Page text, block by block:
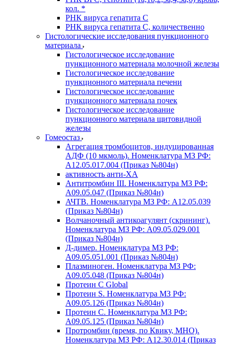
кол. *
РНК вируса гепатита C
РНК вируса гепатита C, количественно
Гистологические исследования пункционного
материала
Гистологическое исследование
пункционного материала молочной железы
Гистологическое исследование
пункционного материала печени
Гистологическое исследование
пункционного материала почек
Гистологическое исследование
пункционного материала щитовидной
железы
Гомеостаз
Агрегация тромбоцитов, индуцированная
АДФ (10 мкмоль). Номенклатура МЗ РФ:
A12.05.017.004 (Приказ №804н)
активность анти-ХА
Антитромбин III. Номенклатура МЗ РФ:
A09.05.047 (Приказ №804н)
АЧТВ. Номенклатура МЗ РФ: A12.05.039
(Приказ №804н)
Волчаночный антикоагулянт (скрининг).
Номенклатура МЗ РФ: A09.05.029.001
(Приказ №804н)
Д-димер. Номенклатура МЗ РФ:
A09.05.051.001 (Приказ №804н)
Плазминоген. Номенклатура МЗ РФ:
A09.05.048 (Приказ №804н)
Протеин C Global
Протеин S. Номенклатура МЗ РФ:
A09.05.126 (Приказ №804н)
Протеин С. Номенклатура МЗ РФ:
A09.05.125 (Приказ №804н)
Протромбин (время, по Квику, МНО).
Номенклатура МЗ РФ: A12.30.014 (Приказ